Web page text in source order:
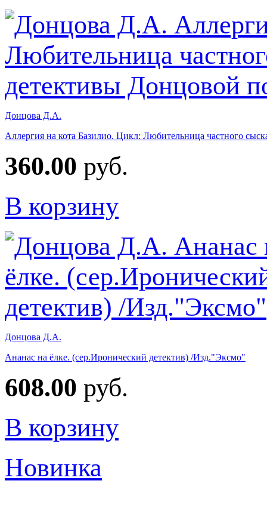
Донцова Д.А.
Аллергия на кота Базилио. Цикл: Любительница частного
360.00 руб.
В корзину
Донцова Д.А.
Ананас на ёлке. (сер.Иронический детектив) /Изд."Эксмо"
608.00 руб.
В корзину
Новинка